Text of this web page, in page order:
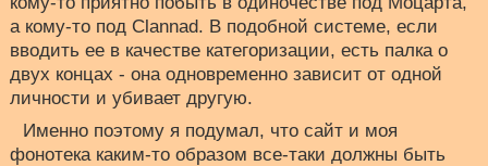
а кому-то под Clannad. В подобной системе, если
вводить ее в качестве категоризации, есть палка о
двух концах - она одновременно зависит от одной
личности и убивает другую.
Именно поэтому я подумал, что сайт и моя
фонотека каким-то образом все-таки должны быть